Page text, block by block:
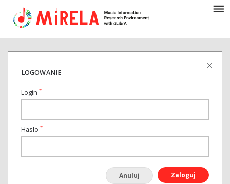
LOGOWANIE
Login *
Hasło *
Anuluj Zaloguj